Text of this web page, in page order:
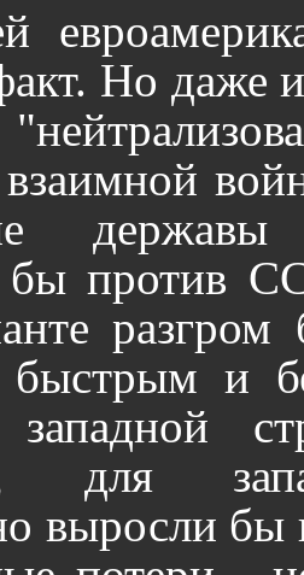
Но даже
бы против
быстрым и
западной
для
выросли